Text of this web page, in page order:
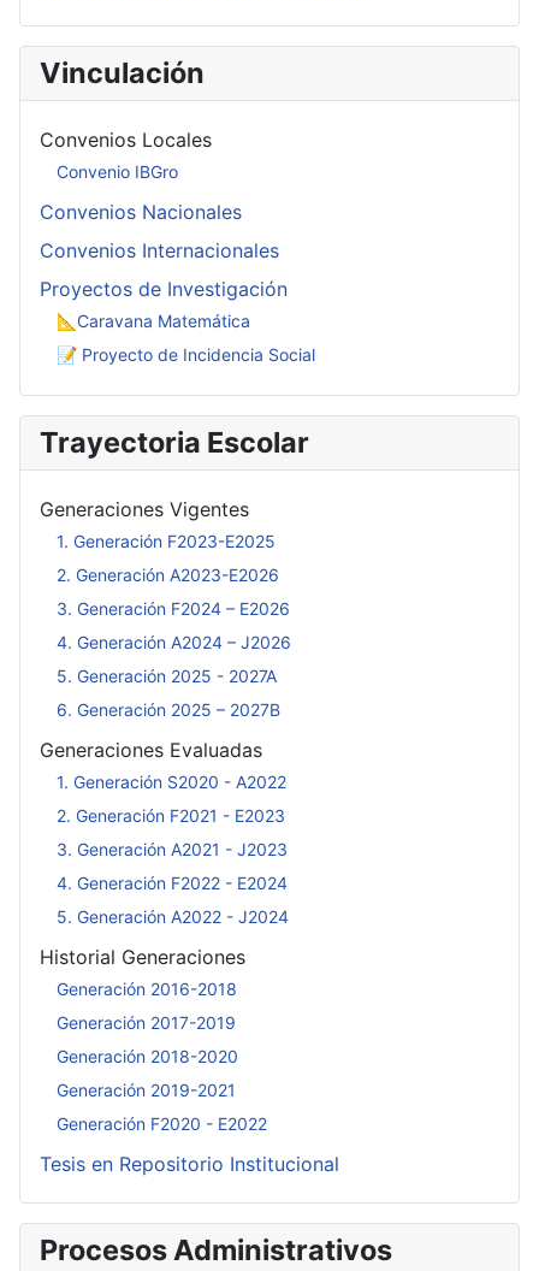
Vinculación
Convenios Locales
Convenio IBGro
Convenios Nacionales
Convenios Internacionales
Proyectos de Investigación
📐Caravana Matemática
📝 Proyecto de Incidencia Social
Trayectoria Escolar
Generaciones Vigentes
1. Generación F2023-E2025
2. Generación A2023-E2026
3. Generación F2024 – E2026
4. Generación A2024 – J2026
5. Generación 2025 - 2027A
6. Generación 2025 – 2027B
Generaciones Evaluadas
1. Generación S2020 - A2022
2. Generación F2021 - E2023
3. Generación A2021 - J2023
4. Generación F2022 - E2024
5. Generación A2022 - J2024
Historial Generaciones
Generación 2016-2018
Generación 2017-2019
Generación 2018-2020
Generación 2019-2021
Generación F2020 - E2022
Tesis en Repositorio Institucional
Procesos Administrativos